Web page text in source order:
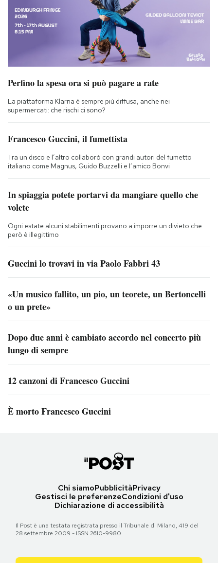
Perfino la spesa ora si può pagare a rate
La piattaforma Klarna è sempre più diffusa, anche nei
supermercati: che rischi ci sono?
Francesco Guccini, il fumettista
Tra un disco e l’altro collaborò con grandi autori del fumetto
italiano come Magnus, Guido Buzzelli e l’amico Bonvi
In spiaggia potete portarvi da mangiare quello che
volete
Ogni estate alcuni stabilimenti provano a imporre un divieto che
però è illegittimo
Guccini lo trovavi in via Paolo Fabbri 43
«Un musico fallito, un pio, un teorete, un Bertoncelli
o un prete»
Dopo due anni è cambiato accordo nel concerto più
lungo di sempre
12 canzoni di Francesco Guccini
È morto Francesco Guccini
Chi siamoPubblicitàPrivacy
Gestisci le preferenzeCondizioni d'uso
Dichiarazione di accessibilità
Il Post è una testata registrata presso il Tribunale di Milano, 419 del
28 settembre 2009 - ISSN 2610-9980